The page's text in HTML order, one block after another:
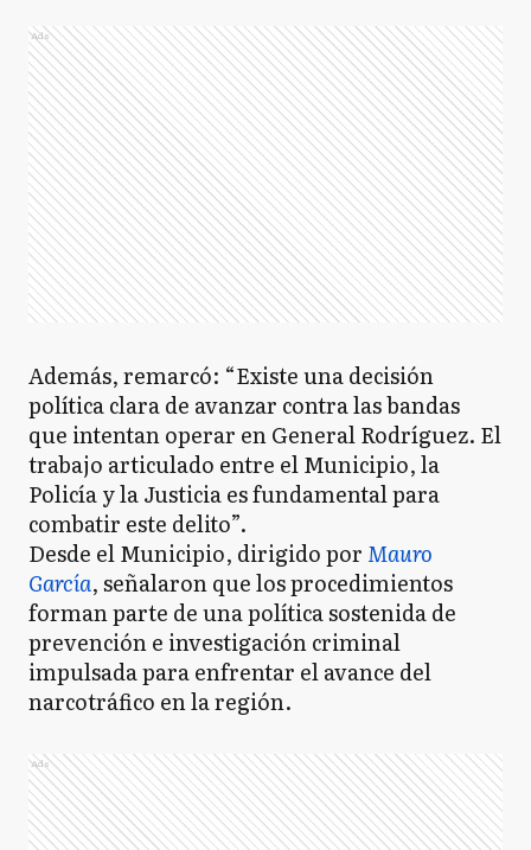
Ads
Además, remarcó: “Existe una decisión
política clara de avanzar contra las bandas
que intentan operar en General Rodríguez. El
trabajo articulado entre el Municipio, la
Policía y la Justicia es fundamental para
combatir este delito”.
Desde el Municipio, dirigido por Mauro
García, señalaron que los procedimientos
forman parte de una política sostenida de
prevención e investigación criminal
impulsada para enfrentar el avance del
narcotráfico en la región.
Ads